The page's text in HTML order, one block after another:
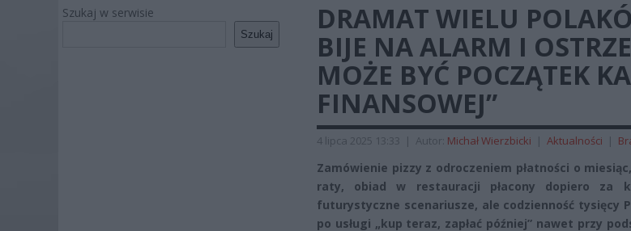
Szukaj w serwisie
Szukaj
DRAMAT WIELU
BIJE NA ALARM I
MOŻE BYĆ POCZĄTEK
FINANSOWEJ”
4 lipca 2025 13:33 | Autor: Michał Wierzbicki | Aktualności |
Zamówienie pizzy z odroczeniem płatności o
raty, obiad w restauracji płacony dopiero za
futurystyczne scenariusze, ale codzienność tysięcy
po usługi „kup teraz, zapłać później” nawet przy